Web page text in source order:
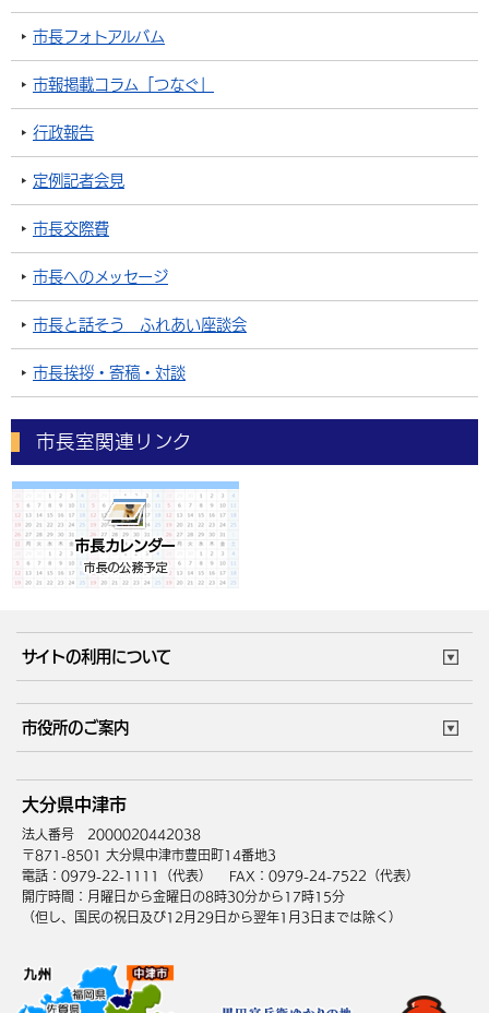
市長フォトアルバム
市報掲載コラム「つなぐ」
行政報告
定例記者会見
市長交際費
市長へのメッセージ
市長と話そう ふれあい座談会
市長挨拶・寄稿・対談
市長室関連リンク
サイトの利用について
サイトマップ
市役所のご案内
庁舎地図 組織案内
中津市へのアクセス
大分県中津市
法人番号 2000020442038
〒871-8501 大分県中津市豊田町14番地3
電話：0979-22-1111（代表）
FAX：0979-24-7522（代表）
開庁時間：月曜日から金曜日の8時30分から17時15分
（但し、国民の祝日及び12月29日から翌年1月3日までは除く）